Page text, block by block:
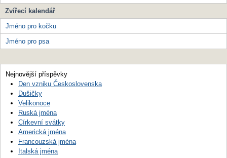
Zvířecí kalendář
Jméno pro kočku
Jméno pro psa
Nejnovější příspěvky
Den vzniku Československa
Dušičky
Velikonoce
Ruská jména
Církevní svátky
Americká jména
Francouzská jména
Italská jména